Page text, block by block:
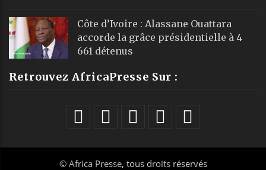
Côte d’Ivoire : Alassane Ouattara
accorde la grâce présidentielle à 4
661 détenus
Retrouvez AfricaPresse Sur :
© Africa Presse, tous droits réservés